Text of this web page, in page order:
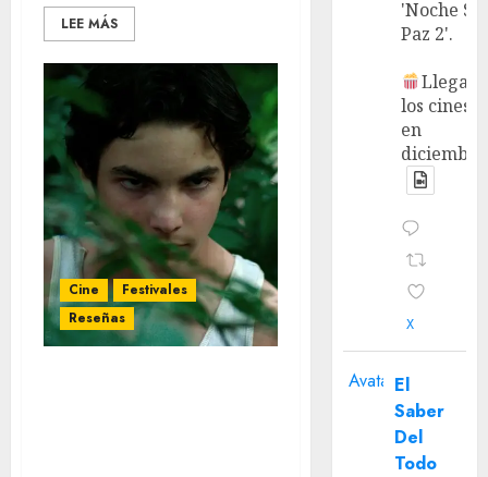
LEE MÁS
Cine
Festivales
Reseñas
'Noche
Paz 2'.
Llega a
los cines
en
X
Avatar El
Saber
Del
Todo